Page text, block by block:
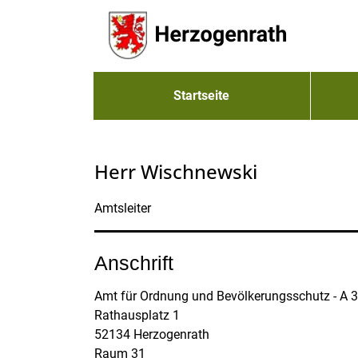
Zum Hauptinhalt springen
Startseite
Herr Wischnewski
Amtsleiter
Anschrift
Amt für Ordnung und Bevölkerungsschutz - A
Rathausplatz 1
52134 Herzogenrath
Raum 31